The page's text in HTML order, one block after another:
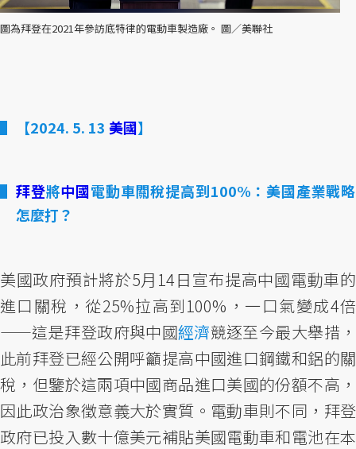
圖為拜登在2021年參訪底特律的電動車製造廠。 圖／美聯社
【2024. 5. 13 美國】
拜登將中國電動車關稅提高到100%：美國產業戰略
怎麼打？
美國政府預計將於5月14日宣布提高中國電動車的
進口關稅，從25%拉高到100%，一口氣變成4倍
——這是拜登政府與中國經濟競逐至今最大舉措，
此前拜登已經公開呼籲提高中國進口鋼鐵和鋁的關
稅，但鑒於這兩項中國商品進口美國的份額不高，
因此政治象徵意義大於實質。電動車則不同，拜登
政府已投入數十億美元補貼美國電動車和電池在本